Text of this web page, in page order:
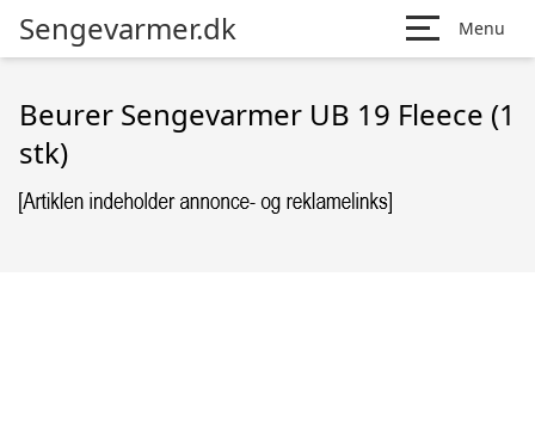
Sengevarmer.dk Menu
Beurer Sengevarmer UB 19 Fleece (1
stk)